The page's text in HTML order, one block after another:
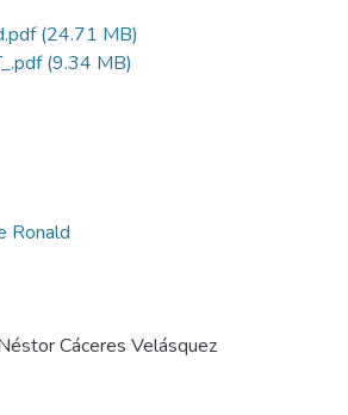
(24.71 MB)
(9.34 MB)
Ronald
Cáceres Velásquez